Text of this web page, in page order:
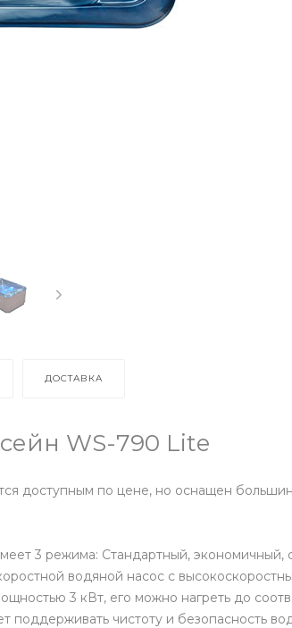
ДОСТАВКА
WS-790 Lite
доступным по цене, но оснащен
3 режима: Стандартный,
водяной насос с
3 кВт, его можно нагреть до
поддерживать чистоту и безопасность